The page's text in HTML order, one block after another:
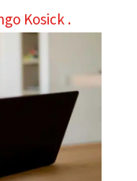
Kosick .